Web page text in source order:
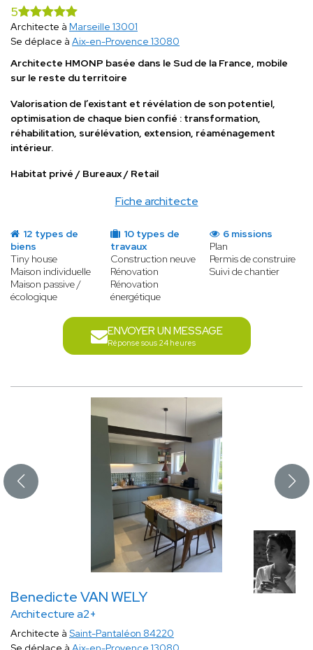
Fiche architecte
5
Architecte à Marseille 13001
Se déplace à Aix-en-Provence 13080
Architecte HMONP basée dans le Sud de la France, mobile
sur le reste du territoire
Valorisation de l’existant et révélation de son potentiel,
optimisation de chaque bien confié : transformation,
réhabilitation, surélévation, extension, réaménagement
intérieur.
Habitat privé / Bureaux / Retail
12 types de
biens
Tiny house
Maison individuelle
Maison passive /
écologique
10 types de
travaux
Construction neuve
Rénovation
Rénovation
énergétique
6 missions
Plan
Permis de construire
Suivi de chantier
ENVOYER UN MESSAGE
Réponse sous 24 heures
Benedicte VAN WELY
Architecture a2+
Architecte à Saint-Pantaléon 84220